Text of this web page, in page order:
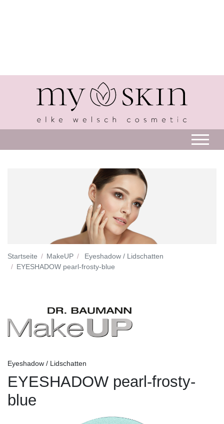
Startseite MakeUP
Eyeshadow / Lidschatten
EYESHADOW pearl-frosty-blue
Eyeshadow / Lidschatten
EYESHADOW pearl-frosty-
blue